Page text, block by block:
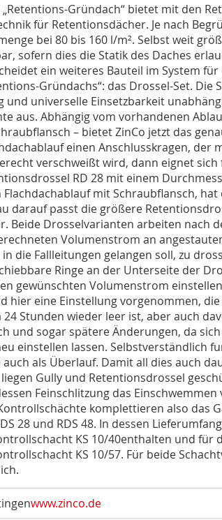
Gründach“ bietet mit den
für Retentionsdächer. Je nach
bei 80 bis 160 l/m². Selbst weit
sofern dies die Statik des Daches
ein weiteres Bauteil im System
Gründachs“: das Drossel-Set. Die
und universelle Einsetzbarkeit
aus. Abhängig vom vorhandenen
– bietet ZinCo jetzt das
einen Anschlusskragen, der
verschweißt wird, dann eignet sich
RD 28 mit einem
mit Schraubflansch, hat
darauf passt die größere
Beide Drosselvarianten arbeiten nach
Volumenstrom an
die Fallleitungen gelangen soll, zu
Ringe an der Unterseite der
gewünschten Volumenstrom
hier eine Einstellung vorgenommen,
24 Stunden wieder leer ist, aber auch
und sogar spätere Änderungen, da
einstellen lassen. Selbstverständlich
als Überlauf. Damit all dies auch
Gully und Retentionsdrossel
Feinschlitzung das
komplettieren also das
28 und RDS 48. In dessen
KS 10/40enthalten und für
KS 10/57. Für beide
www.zinco.de